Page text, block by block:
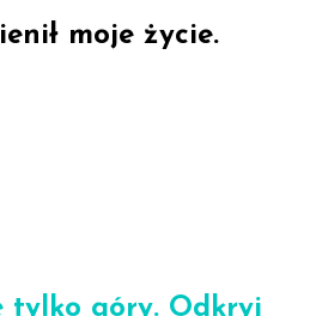
moje życie.
tylko góry. Odkryj